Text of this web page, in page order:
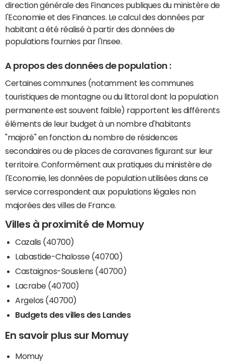
direction générale des Finances publiques du ministère de
l'Economie et des Finances. Le calcul des données par
habitant a été réalisé à partir des données de
populations fournies par l'Insee.
A propos des données de population :
Certaines communes (notamment les communes
touristiques de montagne ou du littoral dont la population
permanente est souvent faible) rapportent les différents
éléments de leur budget à un nombre d'habitants
"majoré" en fonction du nombre de résidences
secondaires ou de places de caravanes figurant sur leur
territoire. Conformément aux pratiques du ministère de
l'Economie, les données de population utilisées dans ce
service correspondent aux populations légales non
majorées des villes de France.
Villes à proximité de Momuy
Cazalis (40700)
Labastide-Chalosse (40700)
Castaignos-Souslens (40700)
Lacrabe (40700)
Argelos (40700)
Budgets des villes des Landes
En savoir plus sur Momuy
Momuy